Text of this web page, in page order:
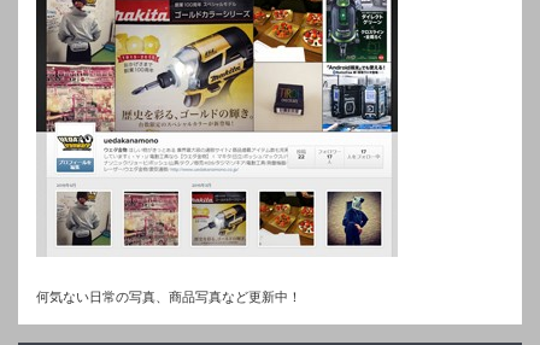
何気ない日常の写真、商品写真など更新中！